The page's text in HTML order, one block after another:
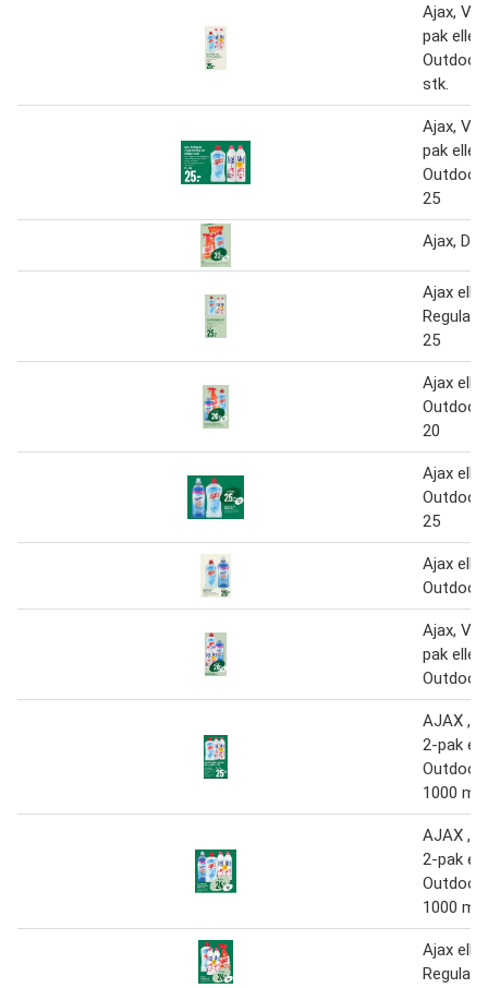
Ajax,
pak eller
Outdoor
stk.
Ajax,
pak eller
Outdoor
25
Ajax,
Ajax
Regular
25
Ajax
Outdoor
20
Ajax
Outdoor
25
Ajax
Outdoor
Ajax,
pak eller
Outdoor
AJAX ,
2-pak
Outdoor
1000 ml
AJAX ,
2-pak
Outdoor
1000 ml
Ajax
Regular